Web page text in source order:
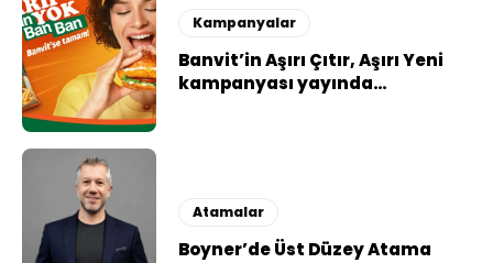
Kampanyalar
Banvit’in Aşırı Çıtır, Aşırı Yeni
kampanyası yayında…
Atamalar
Boyner’de Üst Düzey Atama